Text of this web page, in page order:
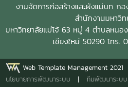
งานจัดการก่อสร้างและผังแม่บท ก
สำนักงานมหาวิ
มหาวิทยาลัยแม่โจ้ 63 หมู่ 4 ตำบลหนอ
เชียงใหม่ 50290 โทร.
Web Template Management 2021
นโยบายการพัฒนาระบบ | ทีมพัฒนาระบบ